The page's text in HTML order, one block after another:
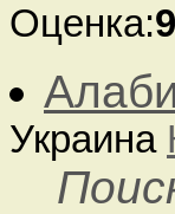
Оценка:
Украина